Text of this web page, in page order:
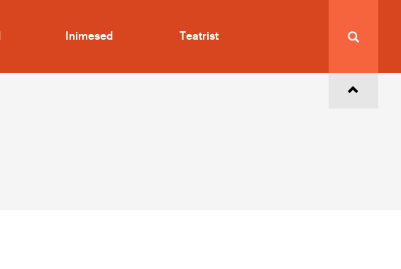
Inimesed Teatrist